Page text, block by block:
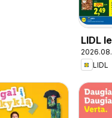
LIDL
LIDL